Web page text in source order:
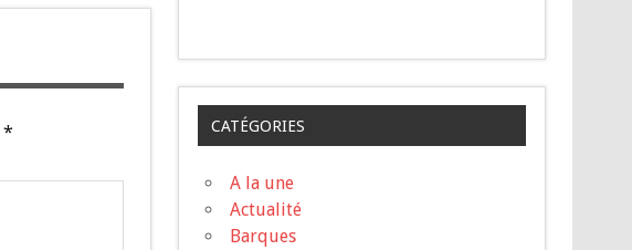
*
CATÉGORIES
A la une
Actualité
Barques